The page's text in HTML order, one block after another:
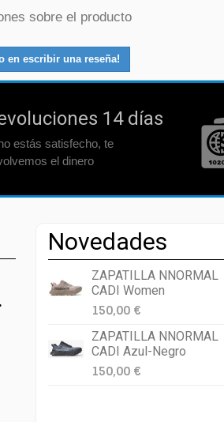
sobre el producto
en escribir una reseña!
14 días
estás satisfecho, te
el dinero
Novedades
ZAPATILLA NNORMAL
CADI Women
150,00 €
ZAPATILLA NNORMAL
CADI Azul-Negro
150,00 €